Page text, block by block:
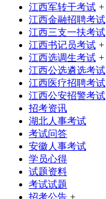
江西军转干考试 +
江西金融招聘考试
江西三支一扶考试
江西书记员考试 +
江西选调生考试 +
江西公选遴选考试
江西医疗招聘考试
江西公安招警考试
招考资讯
湖北人事考试
考试问答
安徽人事考试
学员心得
试题资料
考试试题
招考公告 +